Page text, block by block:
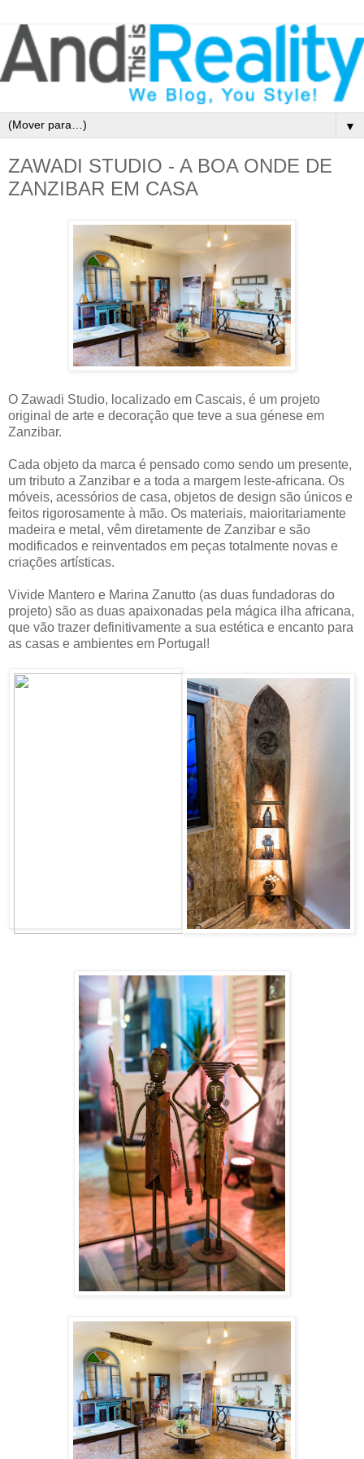
▼
ZAWADI STUDIO - A BOA ONDE DE
ZANZIBAR EM CASA
O Zawadi Studio, localizado em Cascais, é um projeto
original de arte e decoração que teve a sua génese em
Zanzibar.
Cada objeto da marca é pensado como sendo um presente,
um tributo a Zanzibar e a toda a margem leste-africana. Os
móveis, acessórios de casa, objetos de design são únicos e
feitos rigorosamente à mão. Os materiais, maioritariamente
madeira e metal, vêm diretamente de Zanzibar e são
modificados e reinventados em peças totalmente novas e
criações artísticas.
Vivide Mantero e Marina Zanutto (as duas fundadoras do
projeto) são as duas apaixonadas pela mágica ilha africana,
que vão trazer definitivamente a sua estética e encanto para
as casas e ambientes em Portugal!